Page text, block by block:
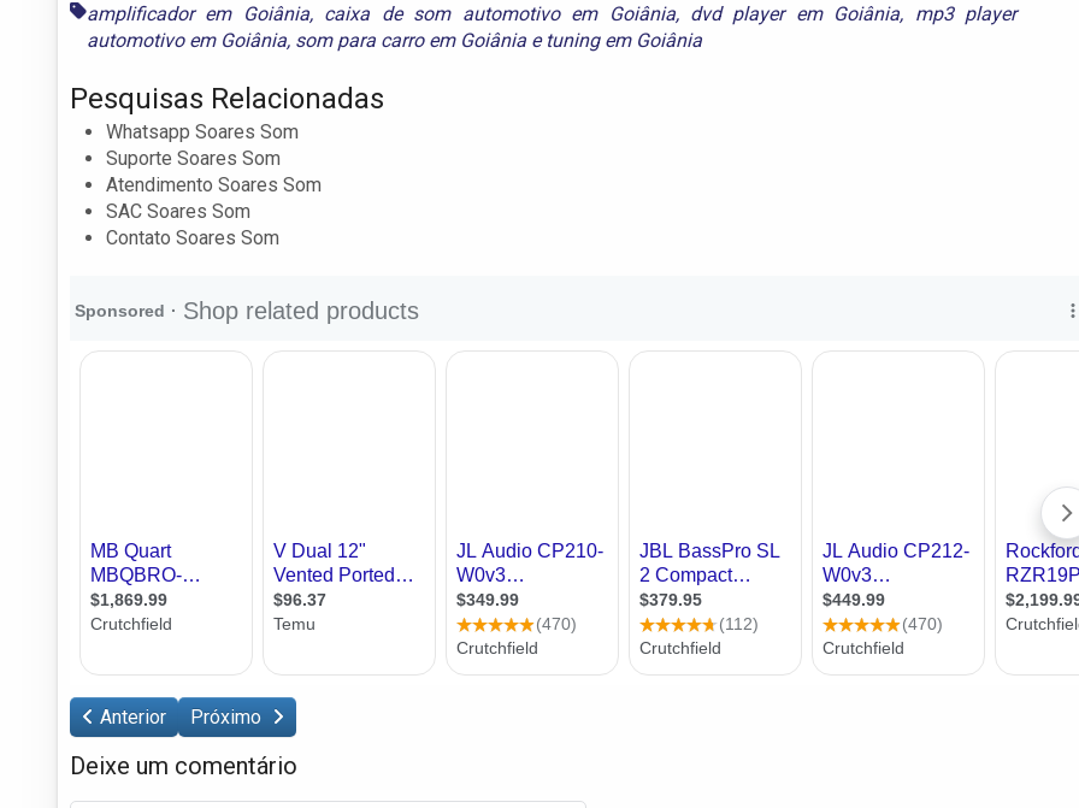
amplificador em Goiânia, caixa de som automotivo em Goiânia, dvd player em Goiânia, mp3 player
automotivo em Goiânia, som para carro em Goiânia e tuning em Goiânia
Pesquisas Relacionadas
Whatsapp Soares Som
Suporte Soares Som
Atendimento Soares Som
SAC Soares Som
Contato Soares Som
Anterior Próximo
Deixe um comentário